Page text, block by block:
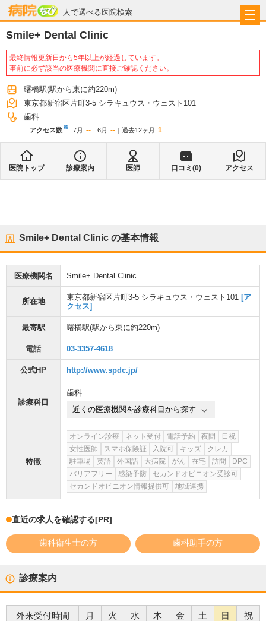
人で選べる医院検索
病院なび
Smile+ Dental Clinic
最終情報更新日から5年以上が経過しています。
事前に必ず該当の医療機関に直接ご確認ください。
曙橋駅(駅から東に約220m)
東京都新宿区片町3-5 シラキュウス・ウェスト101
歯科
アクセス数※ 7月 : -- 6月 : -- 過去12ヶ月: 1
医院トップ 診療案内 医師 口コミ(0) アクセス
Smile+ Dental Clinic の基本情報
医療機関名 Smile+ Dental Clinic
所在地 東京都新宿区片町3-5 シラキュウス・ウェスト101 [ア
クセス]
最寄駅 曙橋駅(駅から東に約220m)
電話 03-3357-4618
公式HP http://www.spdc.jp/
診療科目
歯科
近くの医療機関を診療科目から探す
特徴
オンライン診療 ネット受付 電話予約 夜間
日祝
女性医師
スマホ保険証 入院可 キッズ
クレカ
駐車場
英語 外国語 大病院 がん 在宅 訪問
DPC
バリアフリー
感染予防
セカンドオピニオン受診可
セカンドオピニオン情報提供可
地域連携
直近の求人を確認する[PR]
歯科衛生士の方 歯科助手の方
診療案内
外来受付時間 月 火 水 木 金 土 日 祝